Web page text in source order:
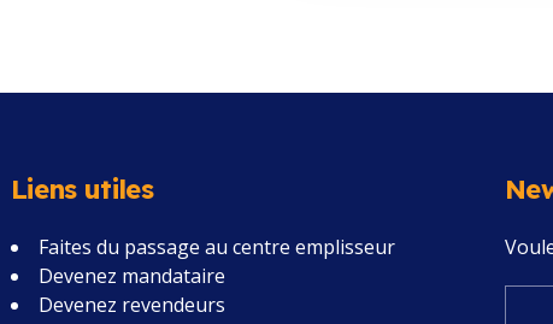
Liens utiles
Faites du passage au centre emplisseur
Devenez mandataire
Devenez revendeurs